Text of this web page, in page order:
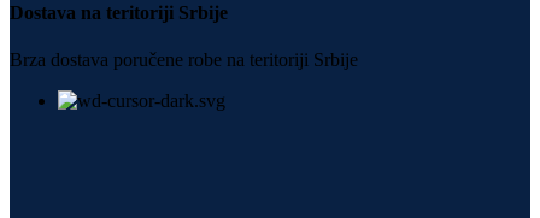
Dostava na teritoriji Srbije
Brza dostava poručene robe na teritoriji Srbije